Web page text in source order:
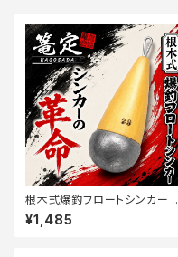
根木式爆釣フロートシンカー 2
9【篭定】
¥1,485